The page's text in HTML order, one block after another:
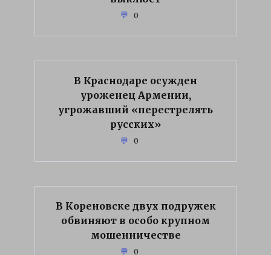
0
В Краснодаре осужден
уроженец Армении,
угрожавший «перестрелять
русских»
0
В Кореновске двух подружек
обвиняют в особо крупном
мошенничестве
0